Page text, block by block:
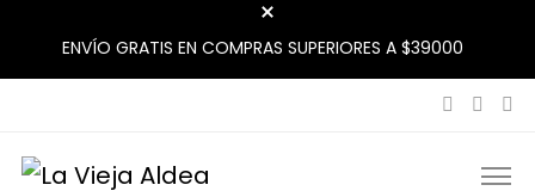
ENVÍO GRATIS EN COMPRAS SUPERIORES A $39000
La Vieja Aldea
Tu Mercado Natural Cerca